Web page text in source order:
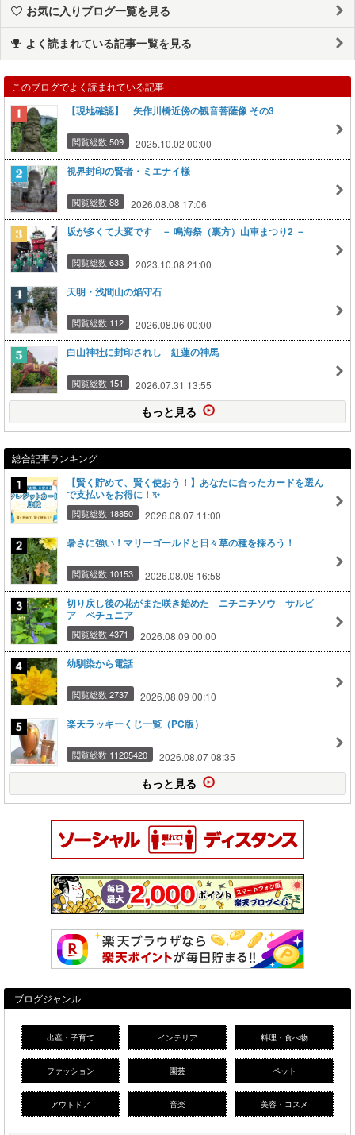
お気に入りブログ一覧を見る
よく読まれている記事一覧を見る
このブログでよく読まれている記事
【現地確認】 矢作川橋近傍の観音菩薩像 その3
閲覧総数 509 2025.10.02 00:00
視界封印の賢者・ミエナイ様
閲覧総数 88 2026.08.08 17:06
坂が多くて大変です － 鳴海祭（裏方）山車まつり2 －
閲覧総数 633 2023.10.08 21:00
天明・浅間山の焔守石
閲覧総数 112 2026.08.06 00:00
白山神社に封印されし 紅蓮の神馬
閲覧総数 151 2026.07.31 13:55
もっと見る
総合記事ランキング
【賢く貯めて、賢く使おう！】あなたに合ったカードを選ん
で支払いをお得に！✨
閲覧総数 18850 2026.08.07 11:00
暑さに強い！マリーゴールドと日々草の種を採ろう！
閲覧総数 10153 2026.08.08 16:58
切り戻し後の花がまた咲き始めた ニチニチソウ サルビ
ア ペチュニア
閲覧総数 4371 2026.08.09 00:00
幼馴染から電話
閲覧総数 2737 2026.08.09 00:10
楽天ラッキーくじ一覧（PC版）
閲覧総数 11205420 2026.08.07 08:35
もっと見る
ブログジャンル
出産・子育て インテリア 料理・食べ物
ファッション 園芸 ペット
アウトドア 音楽 美容・コスメ